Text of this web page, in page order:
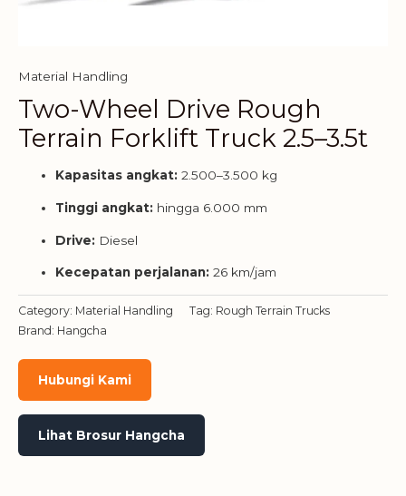
Material Handling
Two-Wheel Drive Rough
Terrain Forklift Truck 2.5–3.5t
Kapasitas angkat: 2.500–3.500 kg
Tinggi angkat: hingga 6.000 mm
Drive: Diesel
Kecepatan perjalanan: 26 km/jam
Category: Material Handling Tag: Rough Terrain Trucks
Brand: Hangcha
Hubungi Kami
Lihat Brosur Hangcha